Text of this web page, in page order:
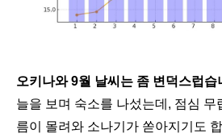
오키나와 9월 날씨는 좀 변덕스럽습
늘을 보며 숙소를 나섰는데, 점심 무
름이 몰려와 소나기가 쏟아지기도